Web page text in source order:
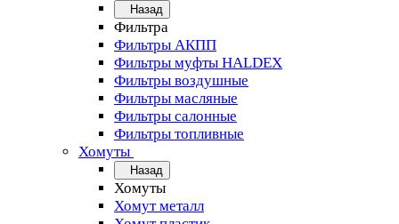
Назад
Фильтра
Фильтры АКПП
Фильтры муфты HALDEX
Фильтры воздушные
Фильтры масляные
Фильтры салонные
Фильтры топливные
Хомуты
Назад
Хомуты
Хомут металл